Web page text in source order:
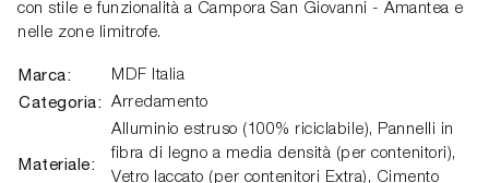
con stile e funzionalità a Campora San Giovanni - Amantea e
nelle zone limitrofe.
Marca: MDF Italia
Categoria: Arredamento
Materiale:
Alluminio estruso (100% riciclabile), Pannelli in
fibra di legno a media densità (per contenitori),
Vetro laccato (per contenitori Extra), Cimento